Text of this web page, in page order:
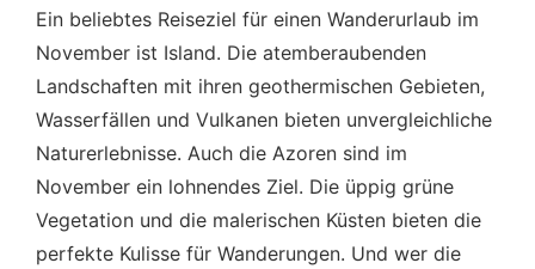
Ein beliebtes Reiseziel für einen Wanderurlaub im
November ist Island. Die atemberaubenden
Landschaften mit ihren geothermischen Gebieten,
Wasserfällen und Vulkanen bieten unvergleichliche
Naturerlebnisse. Auch die Azoren sind im
November ein lohnendes Ziel. Die üppig grüne
Vegetation und die malerischen Küsten bieten die
perfekte Kulisse für Wanderungen. Und wer die